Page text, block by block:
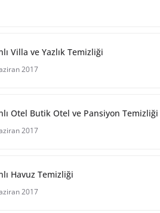
Villa ve Yazlık Temizliği
2017
Otel Butik Otel ve Pansiyon Temizliği
2017
Havuz Temizliği
2017